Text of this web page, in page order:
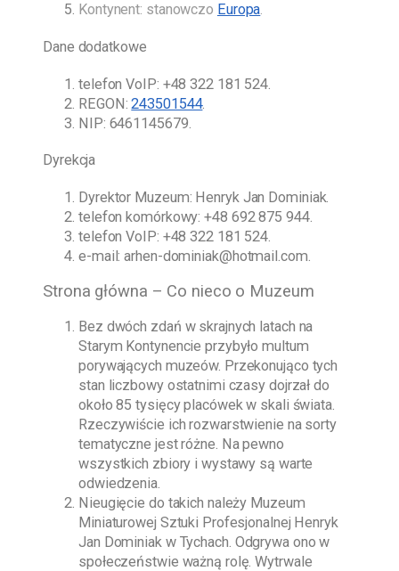
Kontynent: stanowczo Europa.
Dane dodatkowe
telefon VoIP: +48 322 181 524
REGON:243501544.
NIP: 6461145679.
Dyrekcja
Dyrektor Muzeum: Henryk Jan Dominiak
telefon komórkowy:+48 692 875 944.
telefon VoIP: +48 322 181 524
e-mail:arhen-dominiak@hotmail.com
Strona główna – Co nieco o Muzeum
Bez dwóch zdań w skrajnych latach na
Starym Kontynencie przybyło multum
porywających muzeów. Przekonująco tych
stan liczbowy ostatnimi czasy dojrzał do
około 85 tysięcy placówek w skali świata.
Rzeczywiście ich rozwarstwienie na sorty
tematyczne jest różne. Na pewno
wszystkich zbiory i wystawy są warte
odwiedzenia.
Nieugięcie do takich należy Muzeum
Miniaturowej Sztuki Profesjonalnej Henryk
Jan Dominiak w Tychach . Odgrywa ono w
społeczeństwie ważną rolę. Wytrwale